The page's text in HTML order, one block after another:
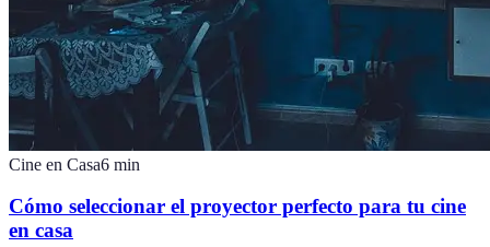
Cine en Casa6 min
Cómo seleccionar el proyector perfecto para tu cine
en casa